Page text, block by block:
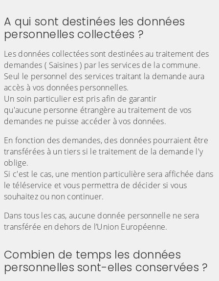
A qui sont destinées les données
personnelles collectées ?
Les données collectées sont destinées au traitement des
demandes ( Saisines ) par les services de la commune.
Seul le personnel des services traitant la demande aura
accès à vos données personnelles.
Un soin particulier est pris afin de garantir
qu'aucune personne étrangère au traitement de vos
demandes ne puisse accéder à vos données.
En fonction des demandes, des données pourraient être
transférées à un tiers si le traitement de la demande l'y
oblige.
Si c'est le cas, une mention particulière sera affichée dans
le téléservice et vous permettra de décider si vous
souhaitez ou non continuer.
Dans tous les cas, aucune donnée personnelle ne sera
transférée en dehors de l’Union Européenne.
Combien de temps les données
personnelles sont-elles conservées ?